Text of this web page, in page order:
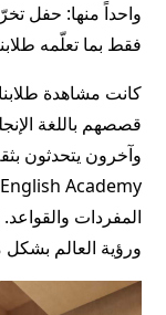
واحداً منها: حفل
فقط بما تعلّمه
كانت مشاهدة
قصصهم باللغة
وآخرون يتحدثون
المفردات والقواعد.
ورؤية العالم بشكل